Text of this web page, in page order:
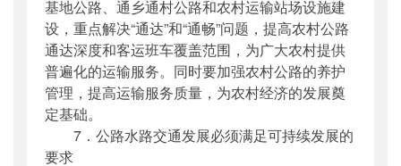
基地公路、通乡通村公路和农村运输站场设施建
设，重点解决“通达”和“通畅”问题，提高农村公路
通达深度和客运班车覆盖范围，为广大农村提供
普遍化的运输服务。同时要加强农村公路的养护
管理，提高运输服务质量，为农村经济的发展奠
定基础。
7．公路水路交通发展必须满足可持续发展的
要求